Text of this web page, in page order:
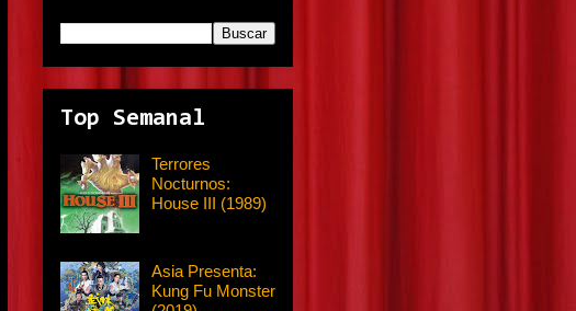
Top Semanal
Terrores
Nocturnos:
House III (1989)
Asia Presenta:
Kung Fu Monster